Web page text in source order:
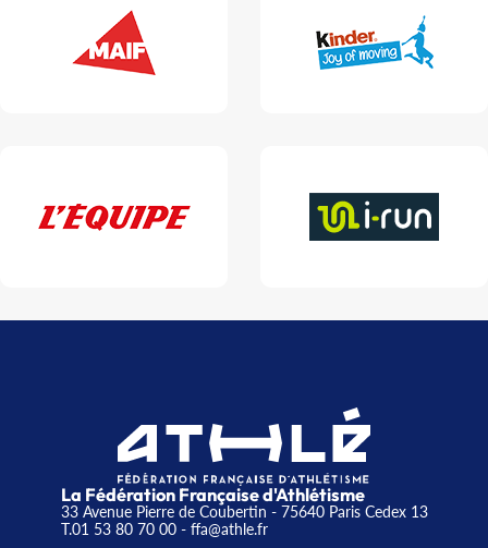
La Fédération Française d'Athlétisme
33 Avenue Pierre de Coubertin - 75640 Paris Cedex 13
T.01 53 80 70 00- ffa@athle.fr